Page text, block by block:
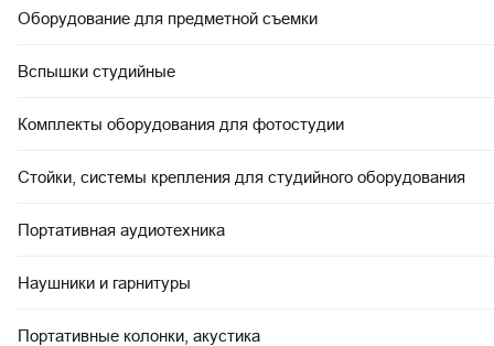
Оборудование для предметной съемки
Вспышки студийные
Комплекты оборудования для фотостудии
Стойки, системы крепления для студийного оборудования
Портативная аудиотехника
Наушники и гарнитуры
Портативные колонки, акустика